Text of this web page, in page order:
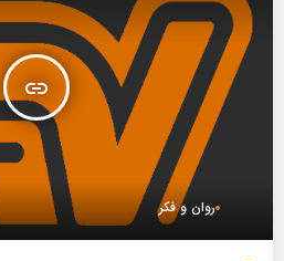
insert_link
روان و فکر